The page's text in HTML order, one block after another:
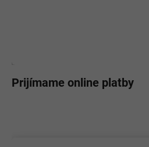
Prijímame online platby